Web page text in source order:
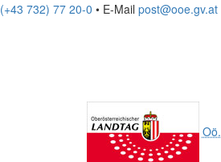
(+43 732) 77 20-0 • E-Mail post@ooe.gv.at
Oö.